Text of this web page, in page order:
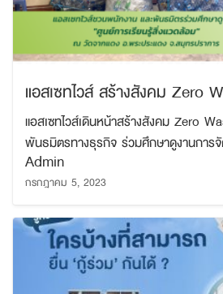
แอสเซทไวส์ สร้างสังคม Zero
แอสเซทไวส์เดินหน้าสร้างสังคม Zero
พันธมิตรทางธุรกิจ ร่วมศึกษาดูงานกา
Admin
กรกฎาคม 5, 2023